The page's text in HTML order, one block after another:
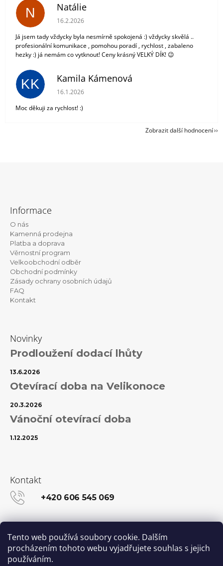
Tento web používá soubory cookie. Dalším
procházením tohoto webu vyjadřujete souhlas s jejich
používáním.
N Natálie
Hodnocení obchodu je 5 z 5 hvězdiček.
16.2.2026
Já jsem tady vždycky byla nesmírně spokojená :) vždycky skvělá ..
profesionální komunikace , pomohou poradí , rychlost , zabaleno
hezky :) já nemám co vytknout! Ceny krásný VELKÝ DÍK! 😉
KK Kamila Kámenová
Hodnocení obchodu je 5 z 5 hvězdiček.
16.1.2026
Moc děkuji za rychlost! :)
Zobrazit další hodnocení
Informace
O nás
Kamenná prodejna
Platba a doprava
Věrnostní program
Velkoobchodní odběr
Obchodní podmínky
Zásady ochrany osobních údajů
FAQ
Kontakt
Novinky
Prodloužení dodací lhůty
13.6.2026
Otevírací doba na Velikonoce
20.3.2026
Vánoční otevírací doba
1.12.2025
Kontakt
+420 606 545 069